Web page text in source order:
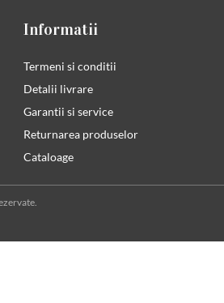
Informatii
Termeni si conditii
Detalii livrare
Garantii si service
Returnarea produselor
Cataloage